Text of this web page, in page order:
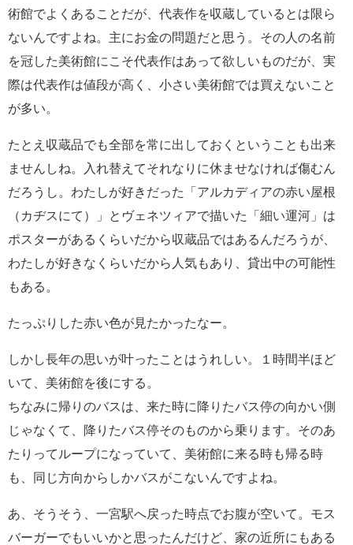
術館でよくあることだが、代表作を収蔵しているとは限ら
ないんですよね。主にお金の問題だと思う。その人の名前
を冠した美術館にこそ代表作はあって欲しいものだが、実
際は代表作は値段が高く、小さい美術館では買えないこと
が多い。
たとえ収蔵品でも全部を常に出しておくということも出来
ませんしね。入れ替えてそれなりに休ませなければ傷むん
だろうし。わたしが好きだった「アルカディアの赤い屋根
（カヂスにて）」とヴェネツィアで描いた「細い運河」は
ポスターがあるくらいだから収蔵品ではあるんだろうが、
わたしが好きなくらいだから人気もあり、貸出中の可能性
もある。
たっぷりした赤い色が見たかったなー。
しかし長年の思いが叶ったことはうれしい。１時間半ほど
いて、美術館を後にする。
ちなみに帰りのバスは、来た時に降りたバス停の向かい側
じゃなくて、降りたバス停そのものから乗ります。そのあ
たりってループになっていて、美術館に来る時も帰る時
も、同じ方向からしかバスがこないんですよね。
あ、そうそう、一宮駅へ戻った時点でお腹が空いて。モス
バーガーでもいいかと思ったんだけど、家の近所にもある